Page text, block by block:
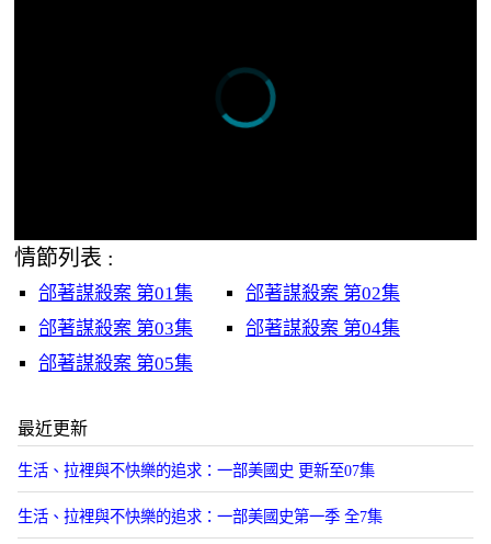
情節列表 :
郃著謀殺案 第01集
郃著謀殺案 第02集
郃著謀殺案 第03集
郃著謀殺案 第04集
郃著謀殺案 第05集
最近更新
生活、拉裡與不快樂的追求：一部美國史 更新至07集
生活、拉裡與不快樂的追求：一部美國史第一季 全7集